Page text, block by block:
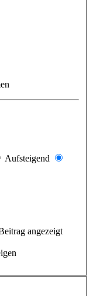
Aufsteigend
angezeigt